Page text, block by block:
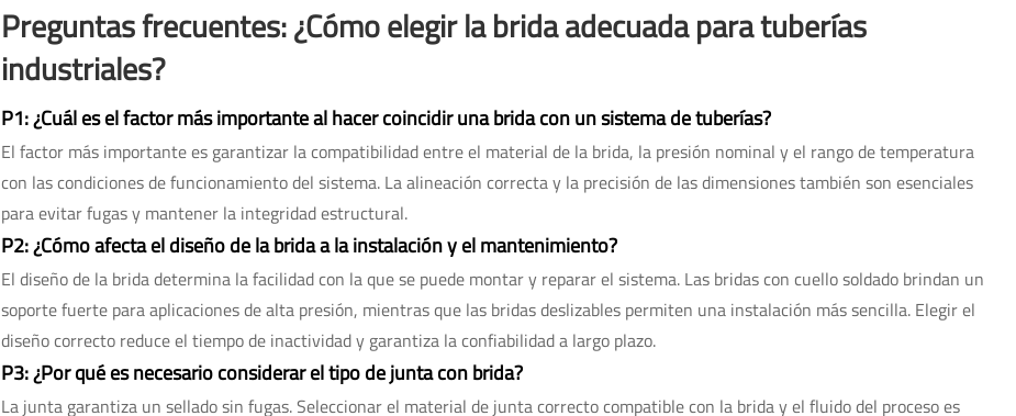
Preguntas frecuentes: ¿Cómo elegir la brida adecuada para tuberías
industriales?
P1: ¿Cuál es el factor más importante al hacer coincidir una brida con un sistema de tuberías?
El factor más importante es garantizar la compatibilidad entre el material de la brida, la presión nominal y el rango de temperatura
con las condiciones de funcionamiento del sistema. La alineación correcta y la precisión de las dimensiones también son esenciales
para evitar fugas y mantener la integridad estructural.
P2: ¿Cómo afecta el diseño de la brida a la instalación y el mantenimiento?
El diseño de la brida determina la facilidad con la que se puede montar y reparar el sistema. Las bridas con cuello soldado brindan un
soporte fuerte para aplicaciones de alta presión, mientras que las bridas deslizables permiten una instalación más sencilla. Elegir el
diseño correcto reduce el tiempo de inactividad y garantiza la confiabilidad a largo plazo.
P3: ¿Por qué es necesario considerar el tipo de junta con brida?
La junta garantiza un sellado sin fugas. Seleccionar el material de junta correcto compatible con la brida y el fluido del proceso es